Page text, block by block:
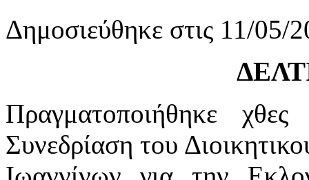
Δημοσιεύθηκε στις 11/05/
Πραγματοποιήθηκε
Συνεδρίαση του